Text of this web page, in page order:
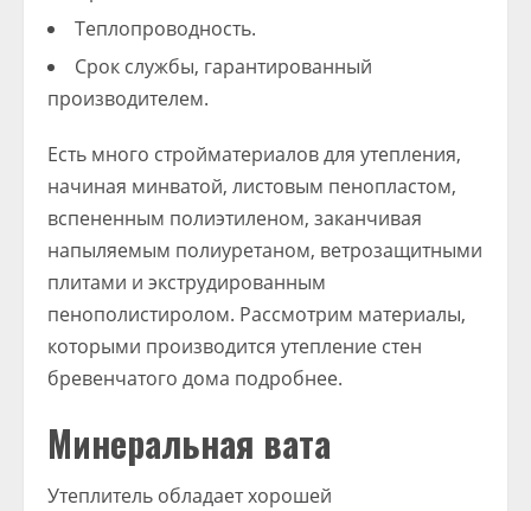
Теплопроводность.
Срок службы, гарантированный
производителем.
Есть много стройматериалов для утепления,
начиная минватой, листовым пенопластом,
вспененным полиэтиленом, заканчивая
напыляемым полиуретаном, ветрозащитными
плитами и экструдированным
пенополистиролом. Рассмотрим материалы,
которыми производится утепление стен
бревенчатого дома подробнее.
Минеральная вата
Утеплитель обладает хорошей